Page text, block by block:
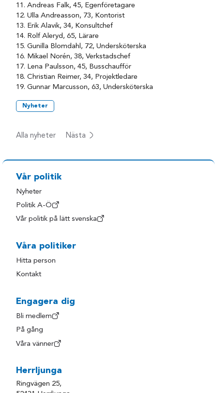
11. Andreas Falk, 45, Egenföretagare
12. Ulla Andreasson, 73, Kontorist
13. Erik Alavik, 34, Konsultchef
14. Rolf Aleryd, 65, Lärare
15. Gunilla Blomdahl, 72, Undersköterska
16. Mikael Norén, 38, Verkstadschef
17. Lena Paulsson, 45, Busschaufför
18. Christian Reimer, 34, Projektledare
19. Gunnar Marcusson, 63, Undersköterska
Nyheter
Alla nyheter Nästa
Vår politik
Nyheter
Politik A-Ö
Vår politik på lätt svenska
Våra politiker
Hitta person
Kontakt
Engagera dig
Bli medlem
På gång
Våra vänner
Herrljunga
Ringvägen 25,